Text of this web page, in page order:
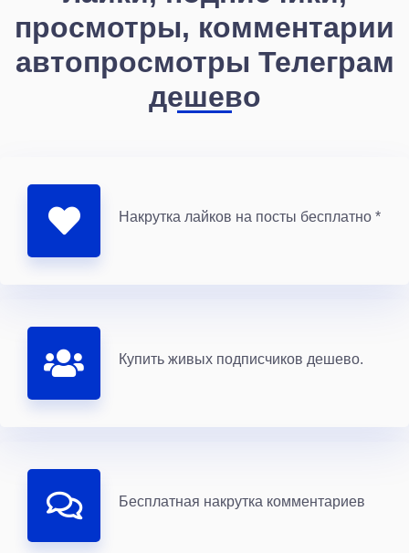
просмотры, комментарии
автопросмотры Телеграм
дешево
Накрутка лайков на посты бесплатно *
Купить живых подписчиков дешево.
Бесплатная накрутка комментариев